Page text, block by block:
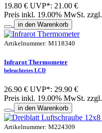
19.80 € UVP*: 21.00 €
Preis inkl. 19.00% MwSt. zzgl.
in den Warenkorb
Artikelnummer: M118340
Infrarot Thermometer
beleuchtetes LCD
26.90 € UVP*: 29.90 €
Preis inkl. 19.00% MwSt. zzgl.
in den Warenkorb
Artikelnummer: M224309